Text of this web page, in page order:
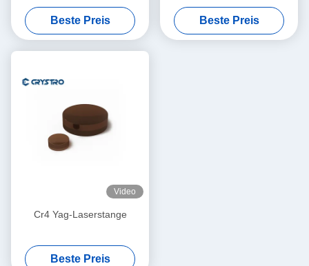
verwendet
Beste Preis
von 1350 nm bis 1600 nm in
Cr4 YAG Laser Kristallstab
für verschiedene
Beste Preis
Video
Cr4 Yag-Laserstange
Beste Preis